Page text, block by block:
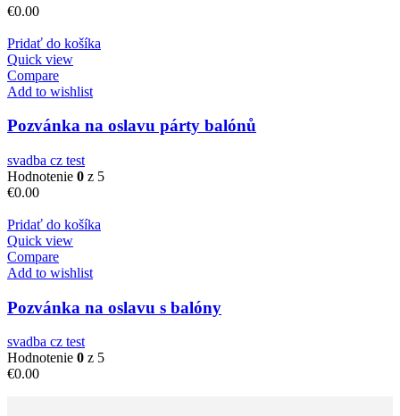
€0.00
Pridať do košíka
Quick view
Compare
Add to wishlist
Pozvánka na oslavu párty balónů
svadba cz test
Hodnotenie 0 z 5
€0.00
Pridať do košíka
Quick view
Compare
Add to wishlist
Pozvánka na oslavu s balóny
svadba cz test
Hodnotenie 0 z 5
€0.00